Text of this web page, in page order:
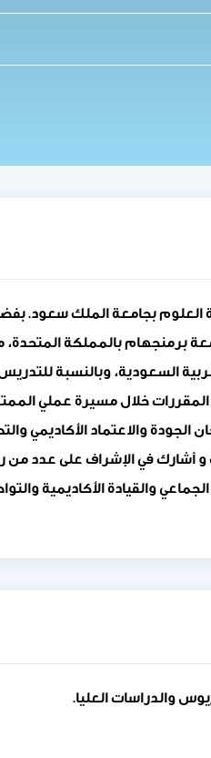
العلوم بجامعة الملك سعود.
برمنجهام بالمملكة
السعودية، وبالنسبة
الجودة والاعتماد
في الإشراف على عدد من
والقيادة الأكاديمية